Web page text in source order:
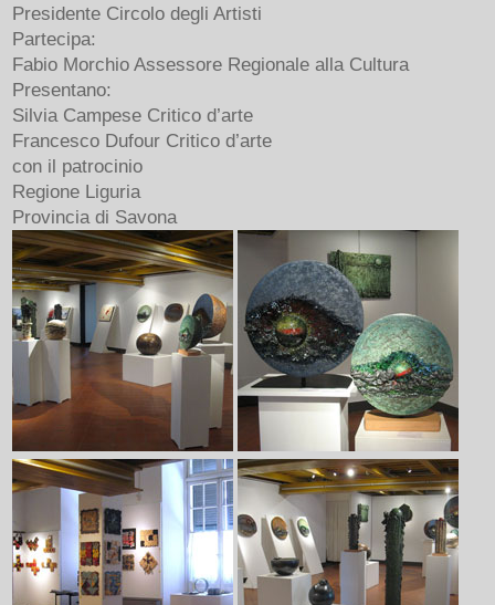
Presidente Circolo degli Artisti
Partecipa:
Fabio Morchio Assessore Regionale alla Cultura
Presentano:
Silvia Campese Critico d’arte
Francesco Dufour Critico d’arte
con il patrocinio
Regione Liguria
Provincia di Savona